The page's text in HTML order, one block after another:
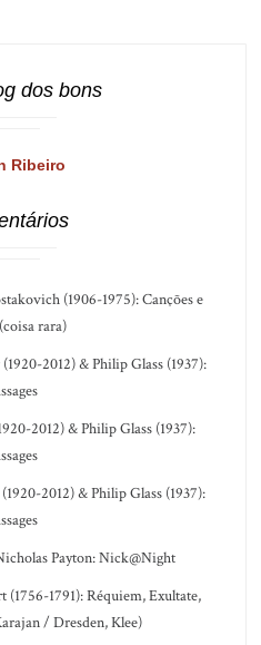
dos bons
Ribeiro
(1906-1975): Canções e
rara)
2012) & Philip Glass (1937):
2012) & Philip Glass (1937):
2012) & Philip Glass (1937):
Payton: Nick@Night
1791): Réquiem, Exultate,
/ Dresden, Klee)